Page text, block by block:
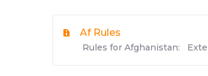
Af Rules
Rules for Afghanistan: